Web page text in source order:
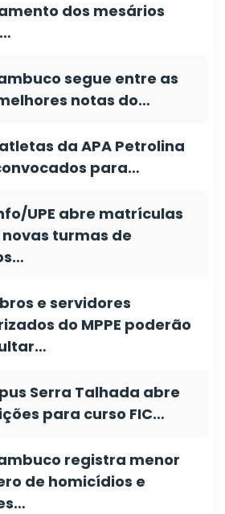
dos mesários
segue entre as
notas do…
da APA Petrolina
para…
UPE abre matrículas
turmas de
e servidores
do MPPE poderão
Serra Talhada abre
para curso FIC…
registra menor
de homicídios e